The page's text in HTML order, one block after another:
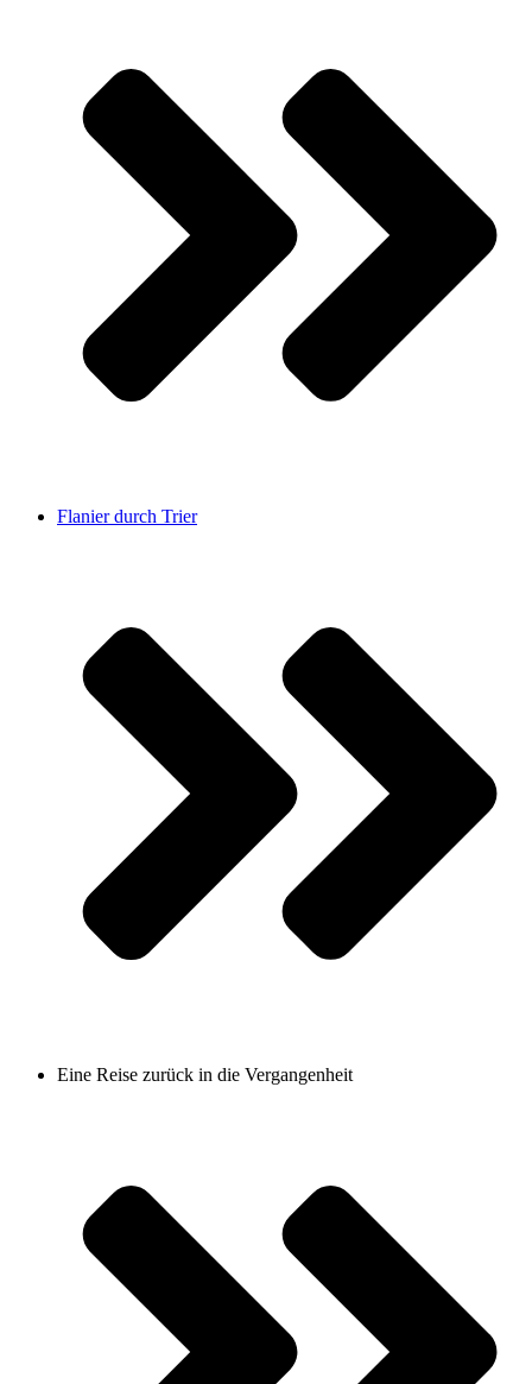
Flanier durch Trier
Eine Reise zurück in die Vergangenheit